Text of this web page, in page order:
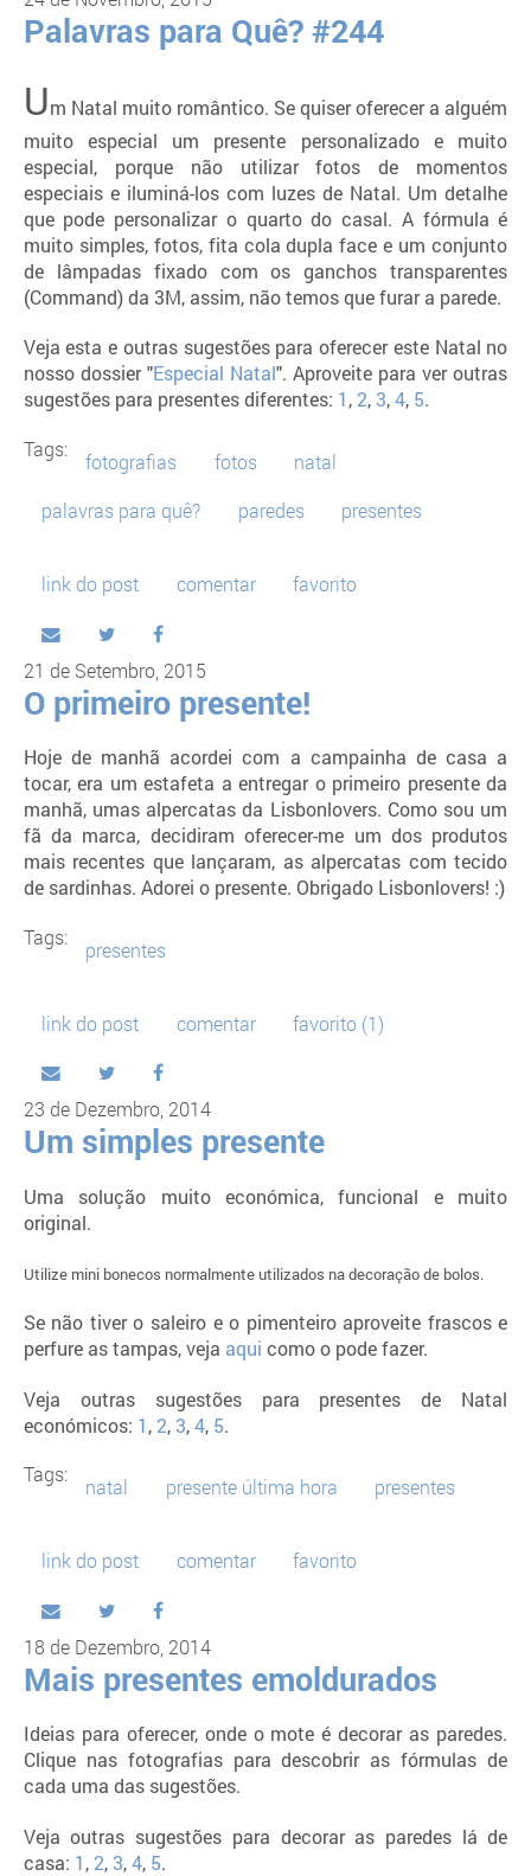
Palavras para Quê? #244
Um Natal muito romântico. Se quiser oferecer a alguém
muito especial um presente personalizado e muito
especial, porque não utilizar fotos de momentos
especiais e iluminá-los com luzes de Natal. Um detalhe
que pode personalizar o quarto do casal. A fórmula é
muito simples, fotos, fita cola dupla face e um conjunto
de lâmpadas fixado com os ganchos transparentes
(Command) da 3M, assim, não temos que furar a parede.
Veja esta e outras sugestões para oferecer este Natal no
nosso dossier "Especial Natal". Aproveite para ver outras
sugestões para presentes diferentes: 1 , 2, 3, 4, 5.
Tags:
fotografias fotos natal
palavras para quê? paredes presentes
link do post comentar favorito
21 de Setembro, 2015
O primeiro presente!
Hoje de manhã acordei com a campainha de casa a
tocar, era um estafeta a entregar o primeiro presente da
manhã, umas alpercatas da Lisbonlovers. Como sou um
fã da marca, decidiram oferecer-me um dos produtos
mais recentes que lançaram, as alpercatas com tecido
de sardinhas. Adorei o presente. Obrigado Lisbonlovers! :)
Tags:
presentes
link do post comentar favorito (1)
23 de Dezembro, 2014
Um simples presente
Uma solução muito económica, funcional e muito
original.
Utilize mini bonecos normalmente utilizados na decoração de bolos.
Se não tiver o saleiro e o pimenteiro aproveite frascos e
perfure as tampas, veja aqui como o pode fazer.
Veja outras sugestões para presentes de Natal
económicos: 1 , 2, 3, 4, 5.
Tags:
natal presente última hora presentes
link do post comentar favorito
18 de Dezembro, 2014
Mais presentes emoldurados
Ideias para oferecer, onde o mote é decorar as paredes.
Clique nas fotografias para descobrir as fórmulas de
cada uma das sugestões.
Veja outras sugestões para decorar as paredes lá de
casa: 1 , 2, 3, 4, 5.